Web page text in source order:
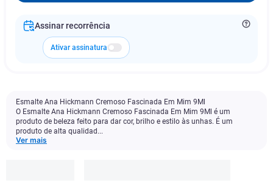
Assinar recorrência
Ativar assinatura
Esmalte Ana Hickmann Cremoso Fascinada Em Mim 9Ml
O Esmalte Ana Hickmann Cremoso Fascinada Em Mim 9Ml é um
produto de beleza feito para dar cor, brilho e estilo às unhas. É um
produto de alta qualidad...
Ver mais